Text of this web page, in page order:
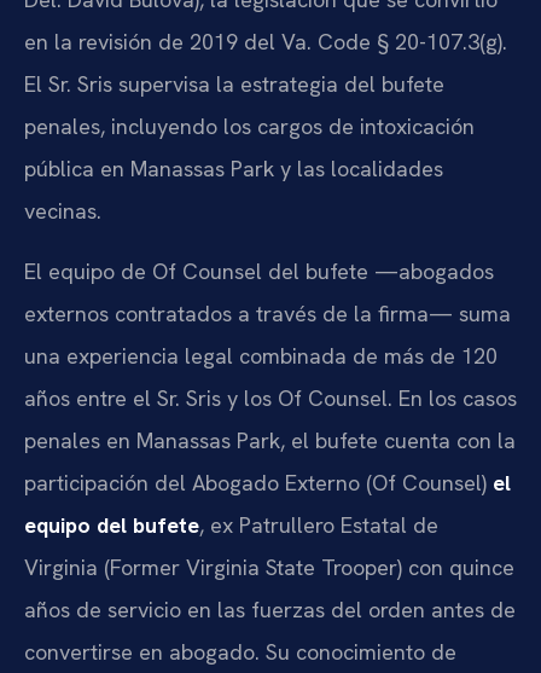
en la revisión de 2019 del Va. Code § 20-107.3(g).
El Sr. Sris supervisa la estrategia del bufete
penales, incluyendo los cargos de intoxicación
pública en Manassas Park y las localidades
vecinas.
El equipo de Of Counsel del bufete —abogados
externos contratados a través de la firma— suma
una experiencia legal combinada de más de 120
años entre el Sr. Sris y los Of Counsel. En los casos
penales en Manassas Park, el bufete cuenta con la
participación del Abogado Externo (Of Counsel) el
equipo del bufete, ex Patrullero Estatal de
Virginia (Former Virginia State Trooper) con quince
años de servicio en las fuerzas del orden antes de
convertirse en abogado. Su conocimiento de